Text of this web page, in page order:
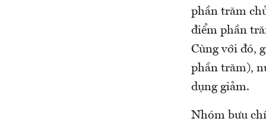
phần trăm
điểm phần
Cùng với đó,
phần trăm),
dụng giảm.
Nhóm bưu